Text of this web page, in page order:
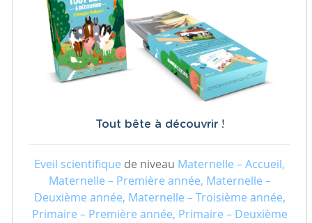
Tout bête à découvrir !
Eveil scientifique de niveau Maternelle – Accueil,
Maternelle – Première année, Maternelle –
Deuxième année, Maternelle – Troisième année,
Primaire – Première année, Primaire – Deuxième